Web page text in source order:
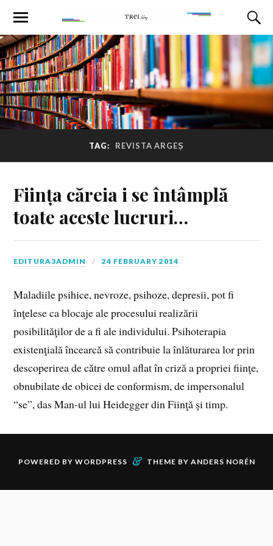
TAG: REVISTA ARGEȘ
Ființa căreia i se întâmplă
toate aceste lucruri…
EDITURA3ADMIN 24 FEBRUARY 2014
Maladiile psihice, nevroze, psihoze, depresii, pot fi
înţelese ca blocaje ale procesului realizării
posibilităţilor de a fi ale individului. Psihoterapia
existenţială încearcă să contribuie la înlăturarea lor prin
descoperirea de către omul aflat în criză a propriei fiinţe,
obnubilate de obicei de conformism, de impersonalul
“se”, das Man-ul lui Heidegger din Fiinţă şi timp.
POWERED BY WORDPRESS & THEME BY ANDERS NORÉN